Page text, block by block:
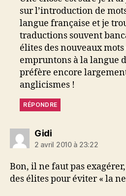
sur l’introduction de
langue française et je
traductions souvent
élites des nouveaux
empruntons à la langue
préfère encore
anglicismes !
RÉPONDRE
Gididit :
2 avril 2010 à 23:22
Bon, il ne faut pas
des élites pour éviter « la